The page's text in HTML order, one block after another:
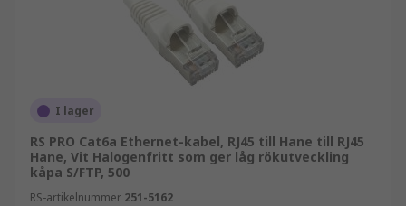
I lager
RS PRO Cat6a Ethernet-kabel, RJ45 till Hane till RJ45
Hane, Vit Halogenfritt som ger låg rökutveckling
kåpa S/FTP, 500
RS-artikelnummer 251-5162